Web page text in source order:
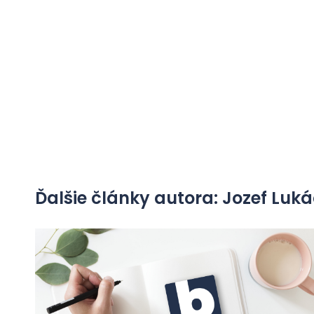
Ďalšie články autora: Jozef